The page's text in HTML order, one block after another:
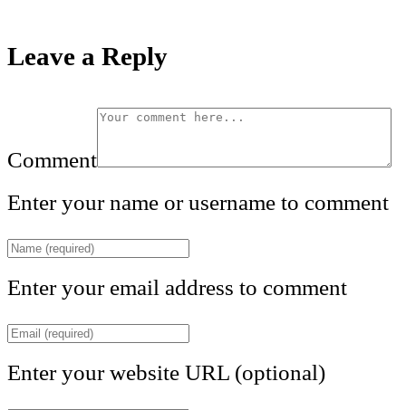
Leave a Reply
Comment
Enter your name or username to comment
Enter your email address to comment
Enter your website URL (optional)